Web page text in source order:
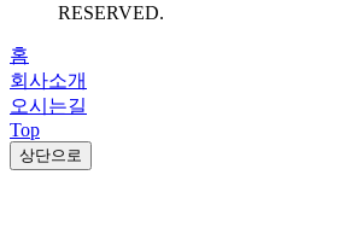
RESERVED.
홈
회사소개
오시는길
Top
상단으로